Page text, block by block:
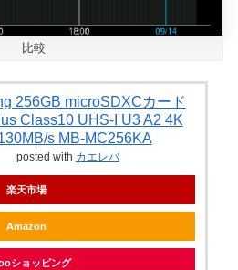
比較
256GB microSDXCカード
Class10 UHS-I U3 A2 4K
s MB-MC256KA
posted with カエレバ
楽天市場
Amazon
ショッピング